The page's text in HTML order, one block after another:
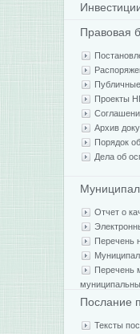
Правовая
Проекты
Архив
Порядок
Дела об
Отчет о
Перечень
Перечень
Послание
Тексты